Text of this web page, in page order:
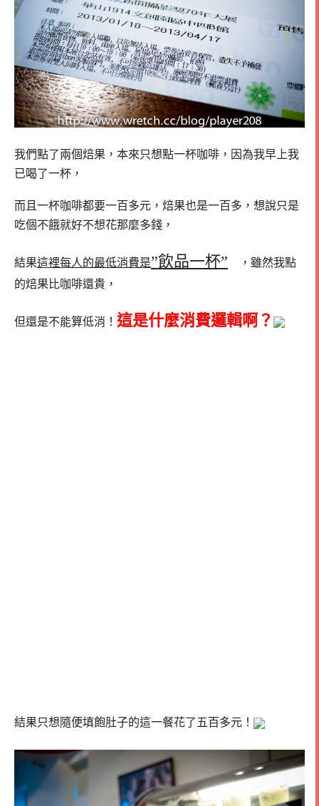
我們點了兩個焙果，本來只想點一杯咖啡，因為我早上我
已喝了一杯，
而且一杯咖啡都要一百多元，焙果也是一百多，想說只是
吃個不餓就好不想花那麼多錢，
結果這裡每人的最低消費是”飲品一杯” ，雖然我點
的焙果比咖啡還貴，
但還是不能算低消！ 這是什麼消費邏輯啊？
結果只想隨便填飽肚子的這一餐花了五百多元！